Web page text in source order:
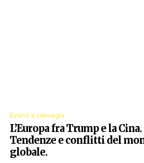
Eventi e convegni
L’Europa fra Trump e la Cina.
Tendenze e conflitti del
globale.